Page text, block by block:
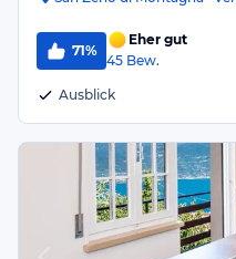
71%
Eher gut
45 Bew.
Ausblick